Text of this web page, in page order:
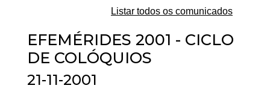
Listar todos os comunicados
EFEMÉRIDES 2001 - CICLO
DE COLÓQUIOS
21-11-2001